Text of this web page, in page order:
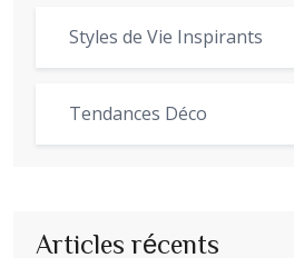
Styles de Vie Inspirants
Tendances Déco
Articles récents